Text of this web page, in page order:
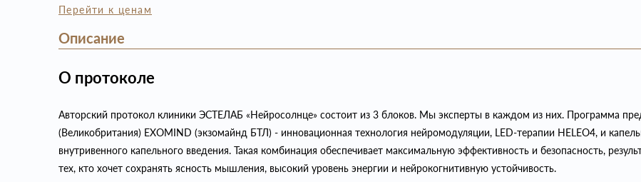
Перейти к ценам
Описание
О протоколе
Авторский протокол клиники ЭСТЕЛАБ «Нейросолнце» состоит из 3 блоков. Мы эксперты в каждом из них. Программа
(Великобритания) EXOMIND (экзомайнд БТЛ) - инновационная технология нейромодуляции, LED-терапии HELEO4, и
внутривенного капельного введения. Такая комбинация обеспечивает максимальную эффективность и безопасность,
тех, кто хочет сохранять ясность мышления, высокий уровень энергии и нейрокогнитивную устойчивость.